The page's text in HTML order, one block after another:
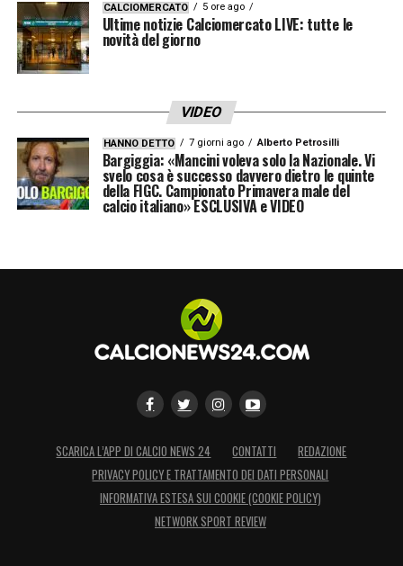
CALCIOMERCATO 5 ore ago
Ultime notizie Calciomercato LIVE: tutte le
novità del giorno
VIDEO
HANNO DETTO 7 giorni ago Alberto Petrosilli
Bargiggia: «Mancini voleva solo la Nazionale. Vi
svelo cosa è successo davvero dietro le quinte
della FIGC. Campionato Primavera male del
calcio italiano» ESCLUSIVA e VIDEO
SCARICA L’APP DI CALCIO NEWS 24 CONTATTI
REDAZIONE
PRIVACY POLICY E TRATTAMENTO DEI DATI PERSONALI
INFORMATIVA ESTESA SUI COOKIE (COOKIE POLICY)
NETWORK SPORT REVIEW